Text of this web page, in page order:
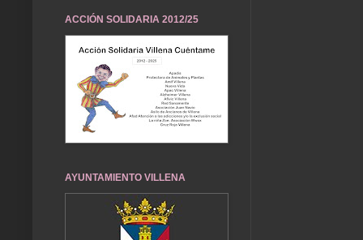
ACCIÓN SOLIDARIA 2012/25
AYUNTAMIENTO VILLENA